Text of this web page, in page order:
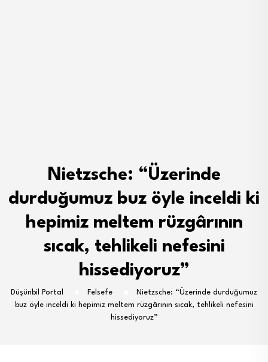
Nietzsche: “Üzerinde
durduğumuz buz öyle inceldi ki
hepimiz meltem rüzgârının
sıcak, tehlikeli nefesini
hissediyoruz”
Düşünbil Portal Felsefe
Nietzsche: “Üzerinde durduğumuz
buz öyle inceldi ki hepimiz meltem rüzgârının sıcak, tehlikeli nefesini
hissediyoruz”